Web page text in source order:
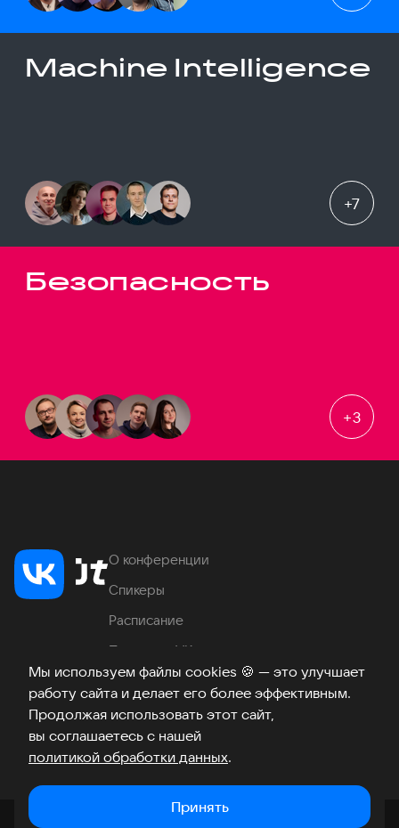
Мы используем файлы cookies 🍪 — это улучшает
работу сайта и делает его более эффективным.
Продолжая использовать этот сайт,
вы соглашаетесь с нашей
политикой обработки данных.
Принять
Machine Intelligence
+7
Безопасность
+3
О конференции
Спикеры
Расписание
Продукты VK
Место проведения
Часто задаваемые вопросы
ТелеграмВКонтакте
Хабр
Возникли вопросы? ©2026